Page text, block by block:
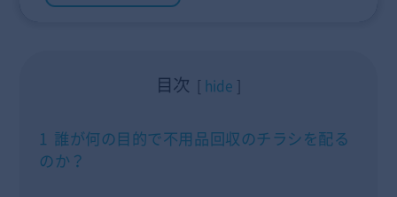
目次 hide
1 誰が何の目的で不用品回収のチラシを配る
のか？